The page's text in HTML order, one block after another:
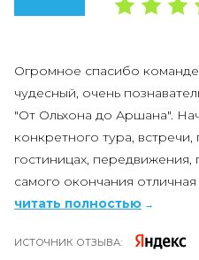
Огромное спасибо
чудесный, очень
"От Ольхона до Аршана".
конкретного тура,
гостиницах, передвижения,
самого окончания отличная
читать полностью
ИСТОЧНИК ОТЗЫВА: